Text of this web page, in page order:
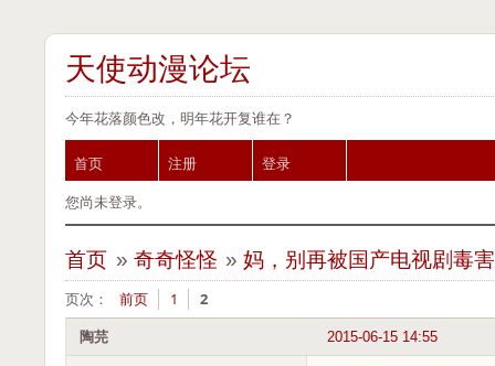
天使动漫论坛
今年花落颜色改，明年花开复谁在？
首页 注册
登录
您尚未登录。
首页 » 奇奇怪怪 »妈，别再被国产电视剧毒
页次： 前页 1 2
2015-06-15 14:55
陶芫